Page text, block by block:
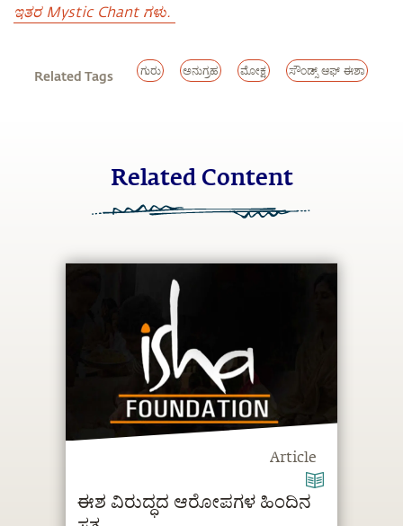
ಇತರ Mystic Chant ಗಳು.
Related Tags ಗುರು ಅನುಗ್ರಹ ಮೋಕ್ಷ ಸೌಂಡ್ಸ್ ಆಫ್ ಈಶಾ
Related Content
Article
ಈಶ ವಿರುದ್ಧದ ಆರೋಪಗಳ ಹಿಂದಿನ